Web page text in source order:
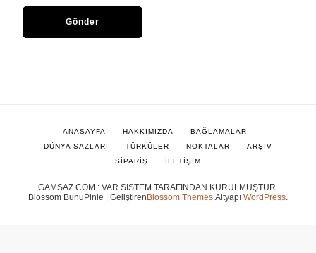
GAMSAZ.COM : VAR SİSTEM TARAFINDAN KURULMUŞTUR.
Blossom BunuPinle | Geliştiren Blossom Themes .Altyapı WordPress
ANASAYFA HAKKIMIZDA
BAĞLAMALAR
DÜNYA SAZLARI
TÜRKÜLER NOKTALAR
ARŞİV
SİPARİŞ
İLETİŞİM